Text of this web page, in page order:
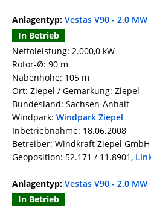
Anlagentyp: Vestas V90 - 2.0 MW
In Betrieb
Nettoleistung: 2.000,0 kW
Rotor-Ø: 90 m
Nabenhöhe: 105 m
Ort: Ziepel / Gemarkung: Ziepel
Bundesland: Sachsen-Anhalt
Windpark: Windpark Ziepel
Inbetriebnahme: 18.06.2008
Betreiber: Windkraft Ziepel GmbH
Geoposition: 52.171 / 11.8901,
Anlagentyp: Vestas V90 - 2.0 MW
In Betrieb